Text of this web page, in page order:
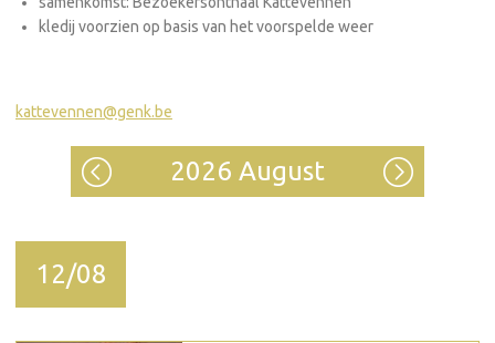
kledij voorzien op basis van het voorspelde weer
kattevennen@genk.be
2026 August
12/08